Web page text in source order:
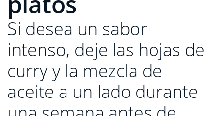
Si desea un sabor
intenso, deje las hojas de
curry y la mezcla de
aceite a un lado durante